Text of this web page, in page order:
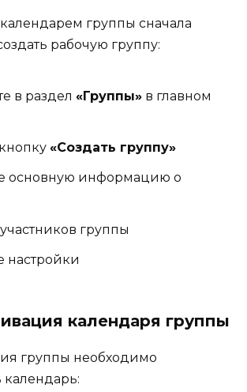
группы сначала
рабочую группу:
в раздел «Группы» в главном
«Создать группу»
основную информацию о
группы
настройки
календаря группы
группы необходимо
календарь: